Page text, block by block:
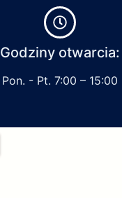
Godziny otwarcia:
Pon. - Pt. 7:00 – 15:00